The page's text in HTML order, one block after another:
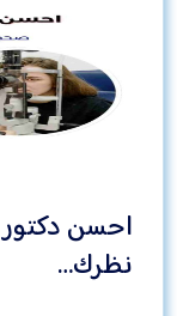
احسن
نظرك…